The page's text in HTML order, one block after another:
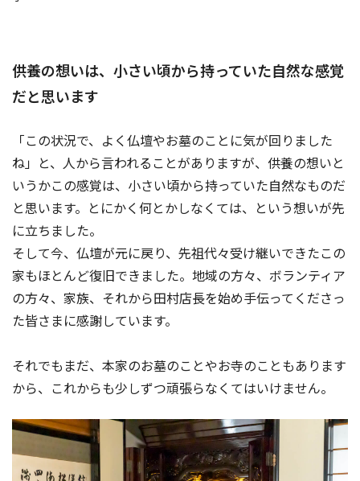
供養の想いは、小さい頃から持っていた自然な感覚
だと思います
「この状況で、よく仏壇やお墓のことに気が回りました
ね」と、人から言われることがありますが、供養の想いと
いうかこの感覚は、小さい頃から持っていた自然なものだ
と思います。とにかく何とかしなくては、という想いが先
に立ちました。
そして今、仏壇が元に戻り、先祖代々受け継いできたこの
家もほとんど復旧できました。地域の方々、ボランティア
の方々、家族、それから田村店長を始め手伝ってくださっ
た皆さまに感謝しています。
それでもまだ、本家のお墓のことやお寺のこともあります
から、これからも少しずつ頑張らなくてはいけません。